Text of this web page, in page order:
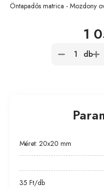
Öntapadós matrica - Mozdony
1
db
Méret: 20x20 mm
35 Ft/db